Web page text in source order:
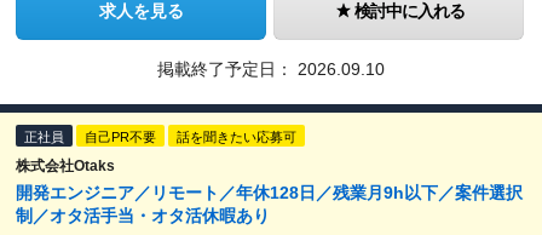
求人を見る 検討中に入れる
掲載終了予定日： 2026.09.10
正社員 自己PR不要 話を聞きたい応募可
株式会社Otaks
開発エンジニア／リモート／年休128日／残業月9h以下／案件選択
制／オタ活手当・オタ活休暇あり